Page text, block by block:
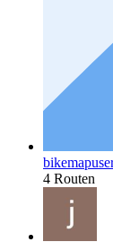
4 Routen